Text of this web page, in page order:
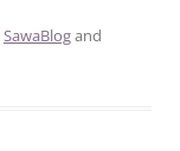
SawaBlogand